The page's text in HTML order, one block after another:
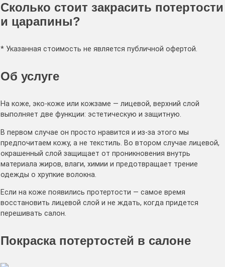
Сколько стоит закрасить потертости
и царапины?
* Указанная стоимость не является публичной офертой.
Об услуге
На коже, эко-коже или кожзаме — лицевой, верхний слой
выполняет две функции: эстетическую и защитную.
В первом случае он просто нравится и из-за этого мы
предпочитаем кожу, а не текстиль. Во втором случае лицевой,
окрашенный слой защищает от проникновения внутрь
материала жиров, влаги, химии и предотвращает трение
одежды о хрупкие волокна.
Если на коже появились протертости — самое время
восстановить лицевой слой и не ждать, когда придется
перешивать салон.
Покраска потертостей в салоне